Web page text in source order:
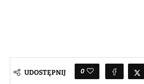
UDOSTĘPNIJ 0